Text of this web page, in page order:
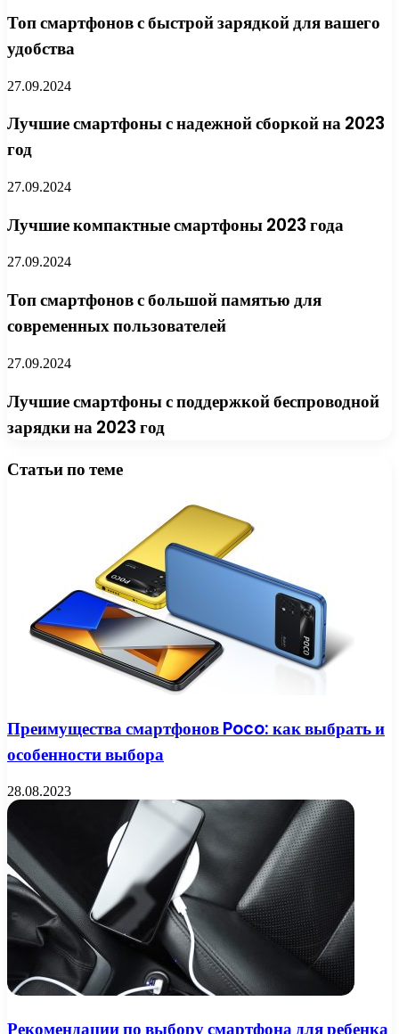
Топ смартфонов с быстрой зарядкой для вашего
удобства
27.09.2024
Лучшие смартфоны с надежной сборкой на 2023
год
27.09.2024
Лучшие компактные смартфоны 2023 года
27.09.2024
Топ смартфонов с большой памятью для
современных пользователей
27.09.2024
Лучшие смартфоны с поддержкой беспроводной
зарядки на 2023 год
Статьи по теме
Преимущества смартфонов Poco: как выбрать и
особенности выбора
28.08.2023